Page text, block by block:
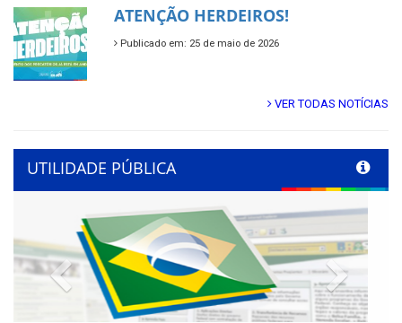
ATENÇÃO HERDEIROS!
Publicado em: 25 de maio de 2026
VER TODAS NOTÍCIAS
UTILIDADE PÚBLICA
Previous